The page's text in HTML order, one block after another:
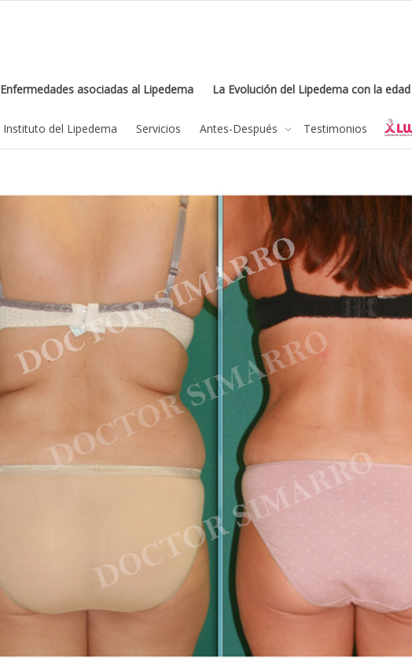
Enfermedades asociadas al Lipedema La Evolución del Lipedema con la edad
Instituto del Lipedema Servicios Antes-Después Testimonios